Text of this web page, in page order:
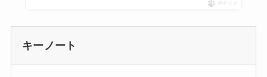
ポチップ
キーノート